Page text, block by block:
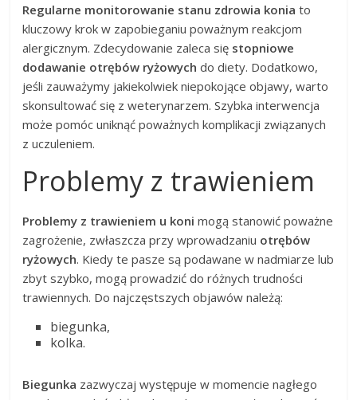
Regularne monitorowanie stanu zdrowia konia to
kluczowy krok w zapobieganiu poważnym reakcjom
alergicznym. Zdecydowanie zaleca się stopniowe
dodawanie otrębów ryżowych do diety. Dodatkowo,
jeśli zauważymy jakiekolwiek niepokojące objawy, warto
skonsultować się z weterynarzem. Szybka interwencja
może pomóc uniknąć poważnych komplikacji związanych
z uczuleniem.
Problemy z trawieniem
Problemy z trawieniem u koni mogą stanowić poważne
zagrożenie, zwłaszcza przy wprowadzaniu otrębów
ryżowych. Kiedy te pasze są podawane w nadmiarze lub
zbyt szybko, mogą prowadzić do różnych trudności
trawiennych. Do najczęstszych objawów należą:
biegunka,
kolka.
Biegunka zazwyczaj występuje w momencie nagłego